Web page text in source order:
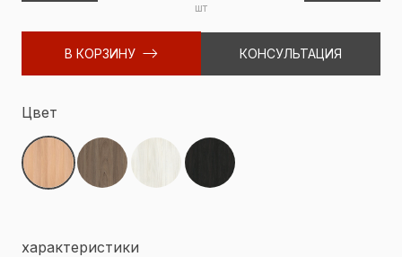
шт
В КОРЗИНУ КОНСУЛЬТАЦИЯ
Цвет
характеристики